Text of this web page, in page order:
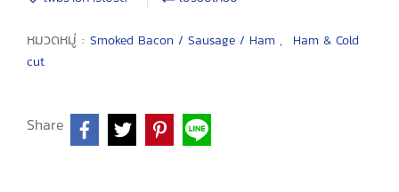
หมวดหมู่ : Smoked Bacon / Sausage / Ham ,
Ham & Cold
cut
Share